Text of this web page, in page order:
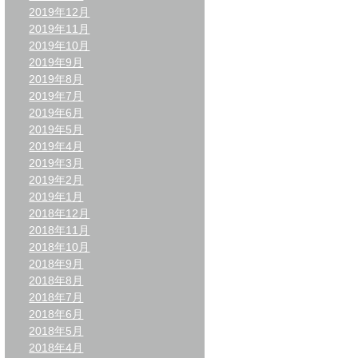
2019年12月
2019年11月
2019年10月
2019年9月
2019年8月
2019年7月
2019年6月
2019年5月
2019年4月
2019年3月
2019年2月
2019年1月
2018年12月
2018年11月
2018年10月
2018年9月
2018年8月
2018年7月
2018年6月
2018年5月
2018年4月